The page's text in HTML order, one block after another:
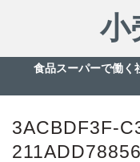
小
食品スーパーで働く
3ACBDF3F-